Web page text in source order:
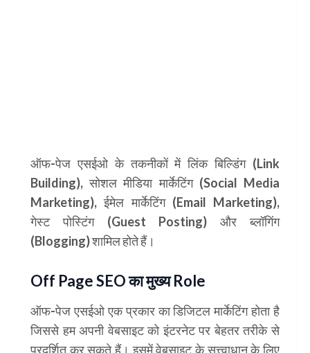
ऑफ-पेज एसईओ के तकनीकों में लिंक बिल्डिंग (Link
Building), सोशल मीडिया मार्केटिंग (Social Media
Marketing), ईमेल मार्केटिंग (Email Marketing),
गेस्ट पोस्टिंग (Guest Posting) और ब्लॉगिंग
(Blogging) शामिल होते हैं।
Off PageSEOका मुख्य Role
ऑफ-पेज एसईओ एक प्रकार का डिजिटल मार्केटिंग होता है
जिससे हम अपनी वेबसाइट को इंटरनेट पर बेहतर तरीके से
प्रदर्शित कर सकते हैं। इसमें वेबसाइट के सत्त्वाधान के लिए